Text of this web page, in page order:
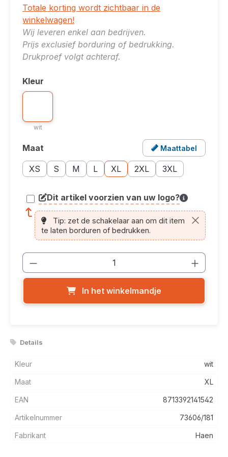
Totale korting wordt zichtbaar in de
winkelwagen!
Wij leveren enkel aan bedrijven.
Prijs exclusief borduring of bedrukking.
Drukproef volgt achteraf.
Selecteer
Kleur
Kleuroptie: wit
wit
Selecteer
Maat Maattabel
Opent een popup met de maattabel voor dit
XS
Maatoptie: XS
S
Maatoptie: S
M
Maatoptie: M
L
Maatoptie: L
XL
Maatoptie: XL
2XL
Maatoptie: 2XL
3XL
Maatoptie: 3XL
Dit artikel voorzien van uw logo?
article.printing.helptext
Tip: zet de schakelaar aan om dit item
te laten borduren of bedrukken.
Producthoeveelheid: Voer de
In het winkelmandje
Details
Kleur wit
Maat XL
EAN 8713392141542
Artikelnummer 73606/181
Fabrikant Haen